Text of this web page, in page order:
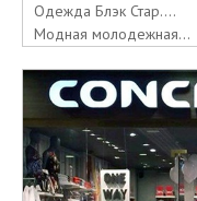
Одежда Блэк Стар....
Модная молодежная...